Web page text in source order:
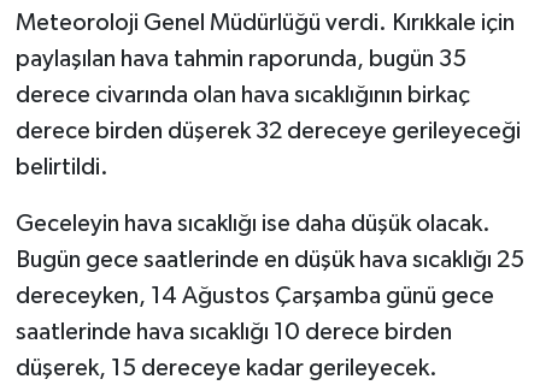
Meteoroloji Genel Müdürlüğü verdi. Kırıkkale için
paylaşılan hava tahmin raporunda, bugün 35
derece civarında olan hava sıcaklığının birkaç
derece birden düşerek 32 dereceye gerileyeceği
belirtildi.
Geceleyin hava sıcaklığı ise daha düşük olacak.
Bugün gece saatlerinde en düşük hava sıcaklığı 25
dereceyken, 14 Ağustos Çarşamba günü gece
saatlerinde hava sıcaklığı 10 derece birden
düşerek, 15 dereceye kadar gerileyecek.